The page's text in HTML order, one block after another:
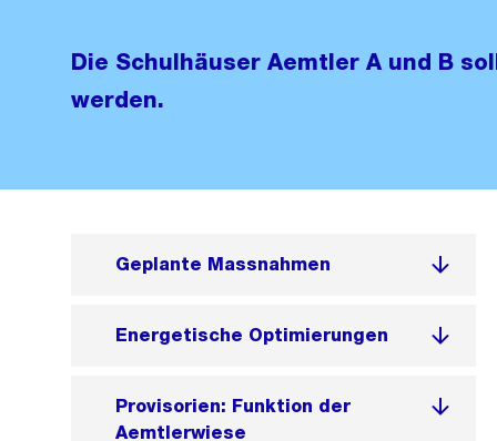
Die Schulhäuser Aemtler A und B
werden.
Geplante Massnahmen
Energetische Optimierungen
Provisorien: Funktion der
Aemtlerwiese